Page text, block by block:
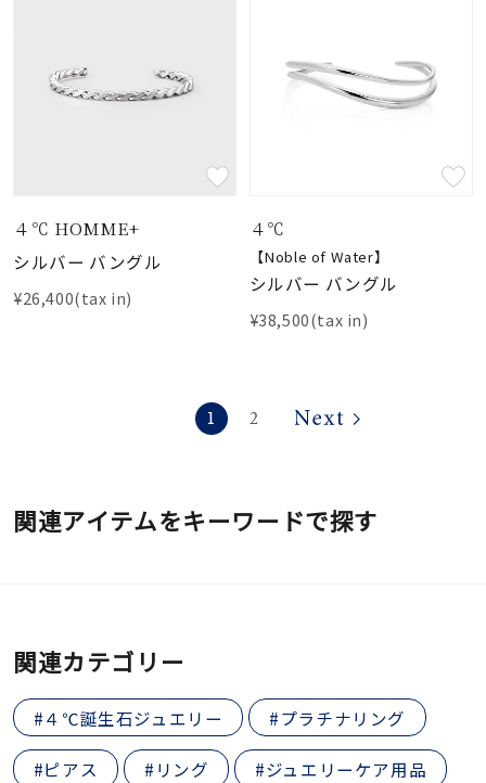
４℃ HOMME+
シルバー バングル
¥26,400(tax in)
４℃
【Noble of Water】
シルバー バングル
¥38,500(tax in)
1 2
関連アイテムをキーワードで探す
関連カテゴリー
#４℃誕生石ジュエリー #プラチナリング
#ピアス #リング #ジュエリーケア用品